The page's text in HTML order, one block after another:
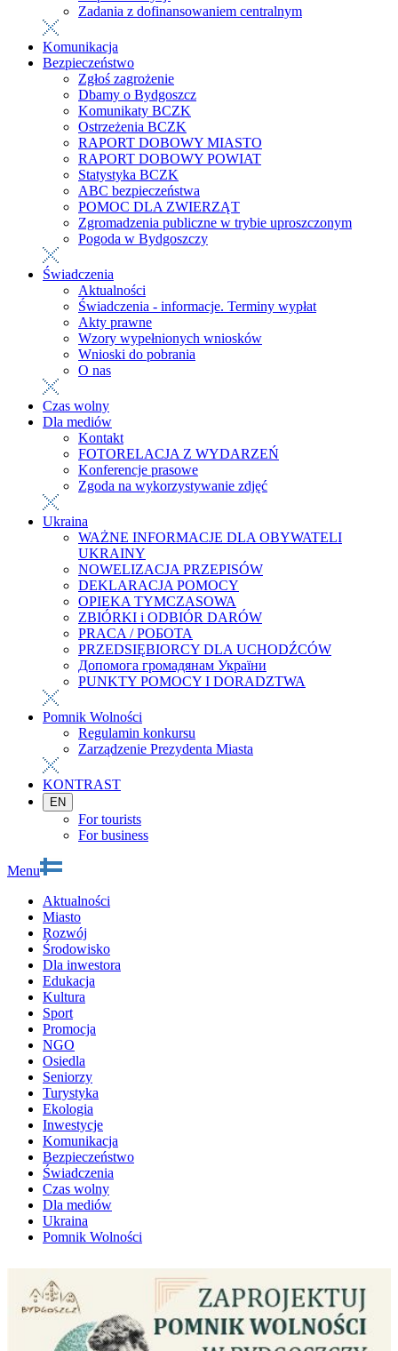
Zadania z dofinansowaniem centralnym
Komunikacja
Bezpieczeństwo
Zgłoś zagrożenie
Dbamy o Bydgoszcz
Komunikaty BCZK
Ostrzeżenia BCZK
RAPORT DOBOWY MIASTO
RAPORT DOBOWY POWIAT
Statystyka BCZK
ABC bezpieczeństwa
POMOC DLA ZWIERZĄT
Zgromadzenia publiczne w trybie uproszczonym
Pogoda w Bydgoszczy
Świadczenia
Aktualności
Świadczenia - informacje. Terminy wypłat
Akty prawne
Wzory wypełnionych wniosków
Wnioski do pobrania
O nas
Czas wolny
Dla mediów
Kontakt
FOTORELACJA Z WYDARZEŃ
Konferencje prasowe
Zgoda na wykorzystywanie zdjęć
Ukraina
WAŻNE INFORMACJE DLA OBYWATELI
UKRAINY
NOWELIZACJA PRZEPISÓW
DEKLARACJA POMOCY
OPIEKA TYMCZASOWA
ZBIÓRKI i ODBIÓR DARÓW
PRACA / РОБОТА
PRZEDSIĘBIORCY DLA UCHODŹCÓW
Допомога громадянам України
PUNKTY POMOCY I DORADZTWA
Pomnik Wolności
Regulamin konkursu
Zarządzenie Prezydenta Miasta
KONTRAST
EN
For tourists
For business
Menu
Aktualności
Miasto
Rozwój
Środowisko
Dla inwestora
Edukacja
Kultura
Sport
Promocja
NGO
Osiedla
Seniorzy
Turystyka
Ekologia
Inwestycje
Komunikacja
Bezpieczeństwo
Świadczenia
Czas wolny
Dla mediów
Ukraina
Pomnik Wolności